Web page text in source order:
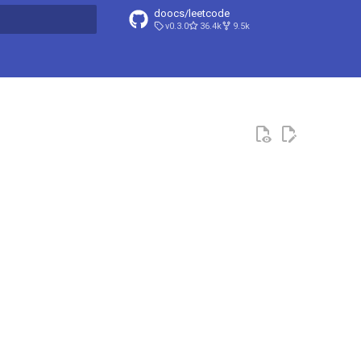
doocs/leetcode
v0.3.0 36.4k 9.5k